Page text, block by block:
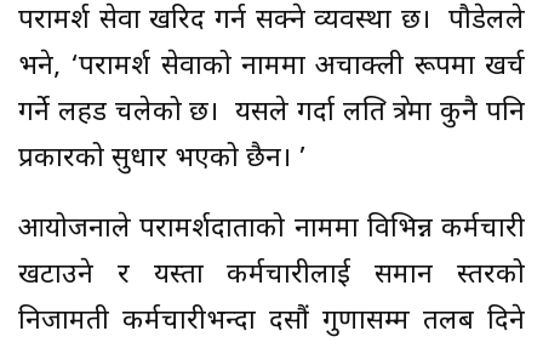
परामर्श सेवा खरिद गर्न सक्ने व्यवस्था छ। पौडेलले
भने, ‘परामर्श सेवाको नाममा अचाक्ली रूपमा खर्च
गर्ने लहड चलेको छ। यसले गर्दा लक्षित क्षेत्रमा कुनै पनि
प्रकारको सुधार भएको छैन। ’
आयोजनाले परामर्शदाताको नाममा विभिन्न कर्मचारी
खटाउने र यस्ता कर्मचारीलाई समान स्तरको
निजामती कर्मचारीभन्दा दसौं गुणासम्म तलब दिने